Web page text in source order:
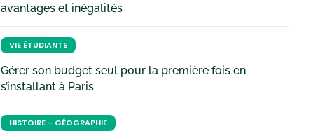
avantages et inégalités
VIE ÉTUDIANTE
Gérer son budget seul pour la première fois en
s’installant à Paris
HISTOIRE - GÉOGRAPHIE